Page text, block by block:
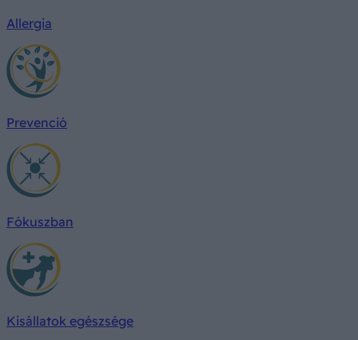
Allergia
Prevenció
Fókuszban
Kisállatok egészsége